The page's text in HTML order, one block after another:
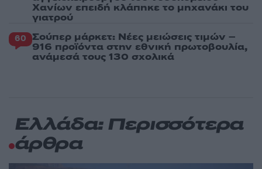
Χανίων επειδή κλάπηκε το μηχανάκι του
γιατρού
60 Σούπερ μάρκετ: Νέες μειώσεις τιμών –
916 προϊόντα στην εθνική πρωτοβουλία,
ανάμεσά τους 130 σχολικά
Ελλάδα: Περισσότερα
άρθρα